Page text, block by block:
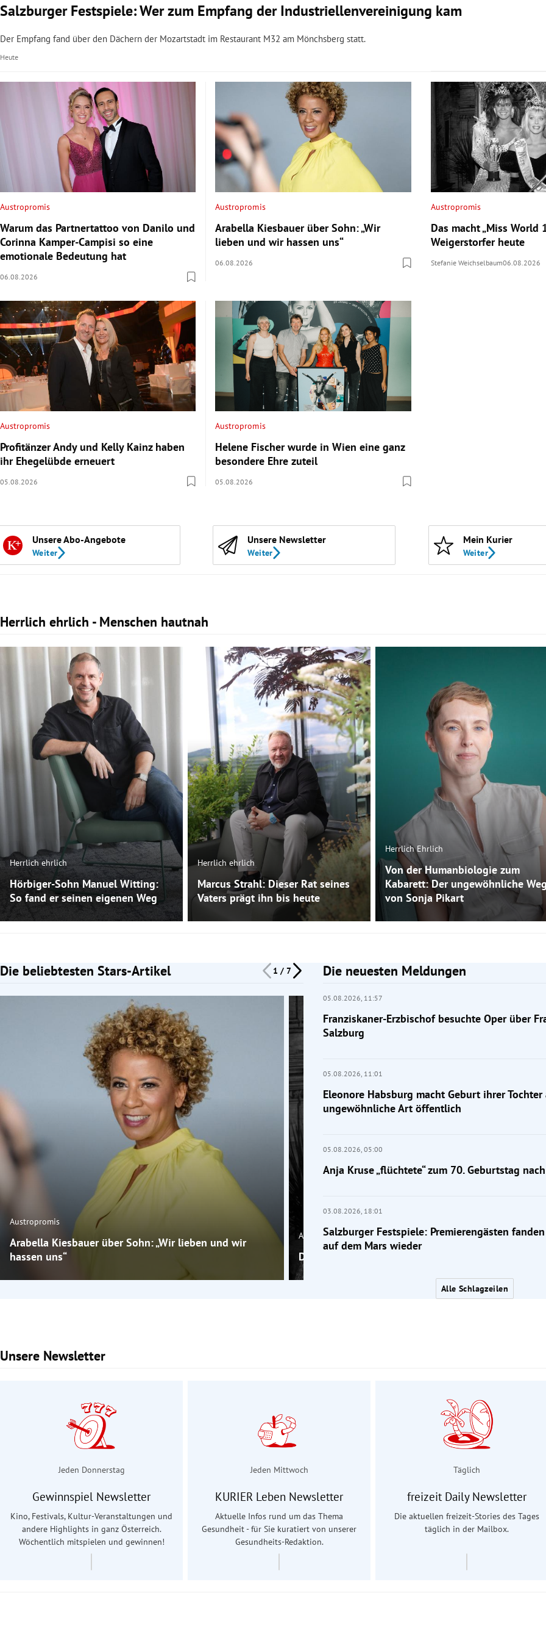
Salzburger Festspiele: Wer zum Empfang der Industriellenvereinigung kam
Der Empfang fand über den Dächern der Mozartstadt im Restaurant M32 am Mönchsberg statt.
Heute
Austropromis
Warum das Partnertattoo von Danilo und
Corinna Kamper-Campisi so eine
emotionale Bedeutung hat
06.08.2026
Austropromis
Arabella Kiesbauer über Sohn: „Wir
lieben und wir hassen uns“
06.08.2026
Austropromis
Das macht „Miss World
Weigerstorfer heute
Stefanie Weichselbaum06.08.2026
Austropromis
Profitänzer Andy und Kelly Kainz haben
ihr Ehegelübde erneuert
05.08.2026
Austropromis
Helene Fischer wurde in Wien eine ganz
besondere Ehre zuteil
05.08.2026
Unsere Abo-Angebote
Weiter
Unsere Newsletter
Weiter
Mein Kurier
Weiter
Herrlich ehrlich - Menschen hautnah
Slide 1 von 4
Herrlich ehrlich
Hörbiger-Sohn Manuel Witting:
So fand er seinen eigenen Weg
Herrlich ehrlich
Marcus Strahl: Dieser Rat seines
Vaters prägt ihn bis heute
Herrlich Ehrlich
Von der Humanbiologie zum
Kabarett: Der ungewöhnliche Weg
von Sonja Pikart
Die beliebtesten Stars-Artikel 1 / 7
Slide 1 von 7
Austropromis
Arabella Kiesbauer über Sohn: „Wir lieben und wir
hassen uns“
Austropromis
Das macht „Miss World 1987“ Ulla Weigerstorfer
Die neuesten Meldungen
05.08.2026, 11:57
Franziskaner-Erzbischof besuchte Oper über
Salzburg
05.08.2026, 11:01
Eleonore Habsburg macht Geburt ihrer Tochter
ungewöhnliche Art öffentlich
05.08.2026, 05:00
Anja Kruse „flüchtete“ zum 70. Geburtstag
03.08.2026, 18:01
Salzburger Festspiele: Premierengästen
auf dem Mars wieder
Alle Schlagzeilen
Unsere Newsletter
Slide 1 von 2
Jeden Donnerstag
Gewinnspiel Newsletter
Kino, Festivals, Kultur-Veranstaltungen und
andere Highlights in ganz Österreich.
Wöchentlich mitspielen und gewinnen!
Jeden Mittwoch
KURIER Leben Newsletter
Aktuelle Infos rund um das Thema
Gesundheit - für Sie kuratiert von unserer
Gesundheits-Redaktion.
Täglich
freizeit Daily Newsletter
Die aktuellen freizeit-Stories des Tages
täglich in der Mailbox.